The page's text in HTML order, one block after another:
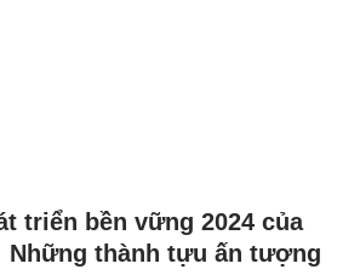
triển bền vững 2024 của
Những thành tựu ấn tượng